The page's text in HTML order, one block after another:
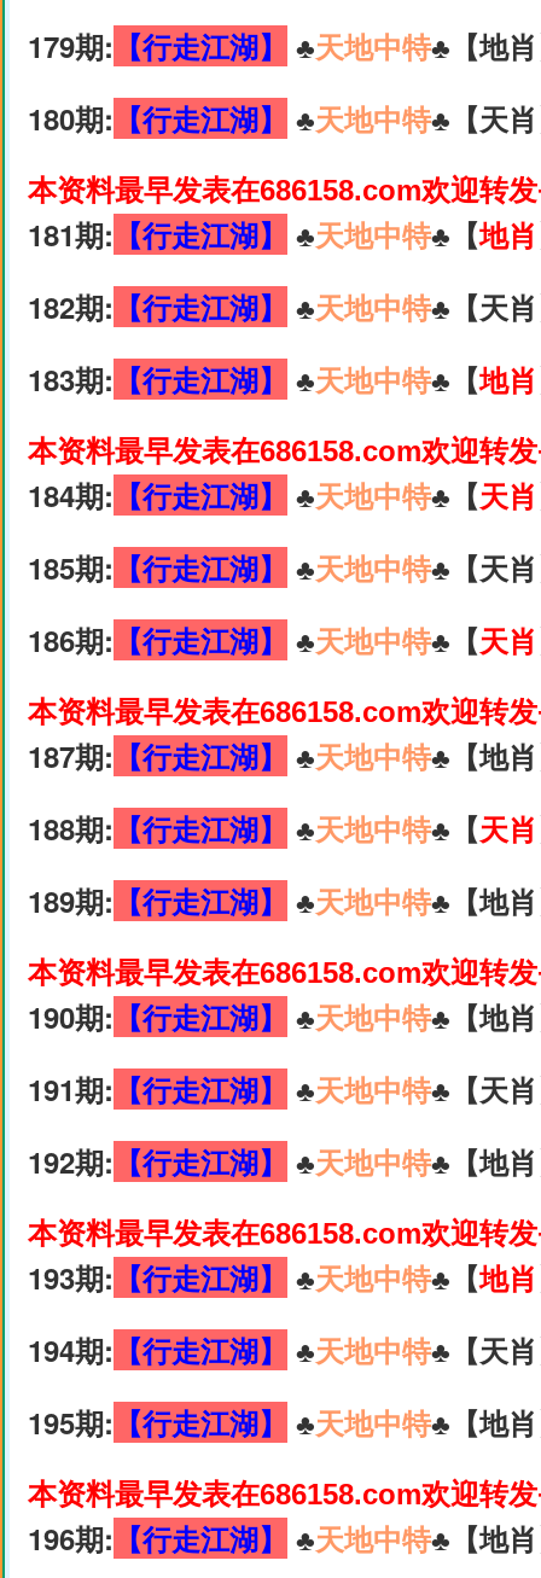
179期: 【行走江湖】 ♣️天地中特♣️【地
180期: 【行走江湖】 ♣️天地中特♣️【天
本资料最早发表在686158.com欢迎转
181期: 【行走江湖】 ♣️天地中特♣️【地肖
182期: 【行走江湖】 ♣️天地中特♣️【天
183期: 【行走江湖】 ♣️天地中特♣️【地肖
本资料最早发表在686158.com欢迎转
184期: 【行走江湖】 ♣️天地中特♣️【天肖
185期: 【行走江湖】 ♣️天地中特♣️【天
186期: 【行走江湖】 ♣️天地中特♣️【天肖
本资料最早发表在686158.com欢迎转
187期: 【行走江湖】 ♣️天地中特♣️【地
188期: 【行走江湖】 ♣️天地中特♣️【天肖
189期: 【行走江湖】 ♣️天地中特♣️【地
本资料最早发表在686158.com欢迎转
190期: 【行走江湖】 ♣️天地中特♣️【地
191期: 【行走江湖】 ♣️天地中特♣️【天
192期: 【行走江湖】 ♣️天地中特♣️【地
本资料最早发表在686158.com欢迎转
193期: 【行走江湖】 ♣️天地中特♣️【地肖
194期: 【行走江湖】 ♣️天地中特♣️【天
195期: 【行走江湖】 ♣️天地中特♣️【地
本资料最早发表在686158.com欢迎转
196期: 【行走江湖】 ♣️天地中特♣️【地